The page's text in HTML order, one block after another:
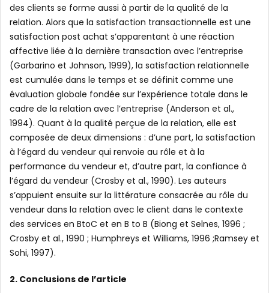
des clients se forme aussi à partir de la qualité de la
relation. Alors que la satisfaction transactionnelle est une
satisfaction post achat s’apparentant à une réaction
affective liée à la dernière transaction avec l’entreprise
(Garbarino et Johnson, 1999), la satisfaction relationnelle
est cumulée dans le temps et se définit comme une
évaluation globale fondée sur l’expérience totale dans le
cadre de la relation avec l’entreprise (Anderson et al.,
1994). Quant à la qualité perçue de la relation, elle est
composée de deux dimensions : d’une part, la satisfaction
à l’égard du vendeur qui renvoie au rôle et à la
performance du vendeur et, d’autre part, la confiance à
l’égard du vendeur (Crosby et al., 1990). Les auteurs
s’appuient ensuite sur la littérature consacrée au rôle du
vendeur dans la relation avec le client dans le contexte
des services en BtoC et en B to B (Biong et Selnes, 1996 ;
Crosby et al., 1990 ; Humphreys et Williams, 1996 ;Ramsey et
Sohi, 1997).
2. Conclusions de l’article